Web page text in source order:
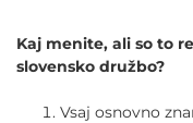
Kaj menite, ali so to
slovensko družbo?
Vsaj osnovno